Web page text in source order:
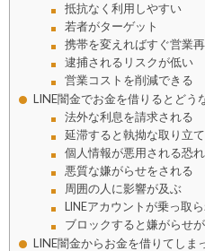
抵抗なく利用しやすい
若者がターゲット
携帯を変えればすぐ営業
逮捕されるリスクが低い
営業コストを削減できる
LINE闇金でお金を借りるとどう
法外な利息を請求される
延滞すると執拗な取り立
個人情報が悪用される恐れ
悪質な嫌がらせをされる
周囲の人に影響が及ぶ
LINEアカウントが乗っ取
ブロックすると嫌がらせ
LINE闇金からお金を借りてしま